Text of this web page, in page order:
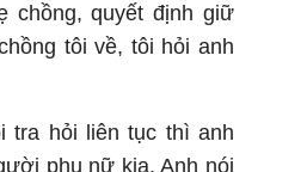
chồng, quyết định giữ
tôi về, tôi hỏi anh
tra hỏi liên tục thì anh
phụ nữ kia. Anh nói